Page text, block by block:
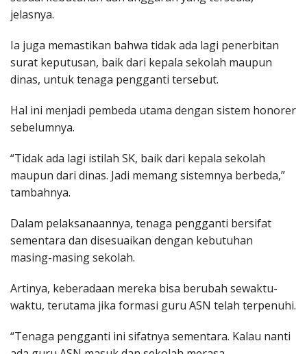
jelasnya.
Ia juga memastikan bahwa tidak ada lagi penerbitan
surat keputusan, baik dari kepala sekolah maupun
dinas, untuk tenaga pengganti tersebut.
Hal ini menjadi pembeda utama dengan sistem honorer
sebelumnya.
“Tidak ada lagi istilah SK, baik dari kepala sekolah
maupun dari dinas. Jadi memang sistemnya berbeda,”
tambahnya.
Dalam pelaksanaannya, tenaga pengganti bersifat
sementara dan disesuaikan dengan kebutuhan
masing-masing sekolah.
Artinya, keberadaan mereka bisa berubah sewaktu-
waktu, terutama jika formasi guru ASN telah terpenuhi.
“Tenaga pengganti ini sifatnya sementara. Kalau nanti